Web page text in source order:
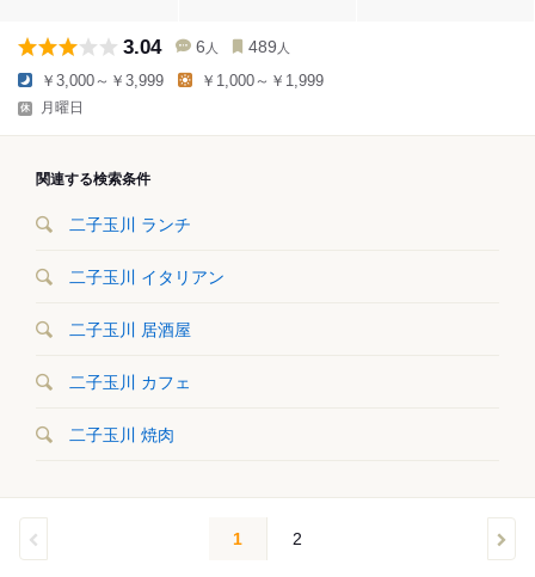
3.04 6 人 489 人
￥3,000～￥3,999 ￥1,000～￥1,999
月曜日
関連する検索条件
二子玉川 ランチ
二子玉川 イタリアン
二子玉川 居酒屋
二子玉川 カフェ
二子玉川 焼肉
1 2